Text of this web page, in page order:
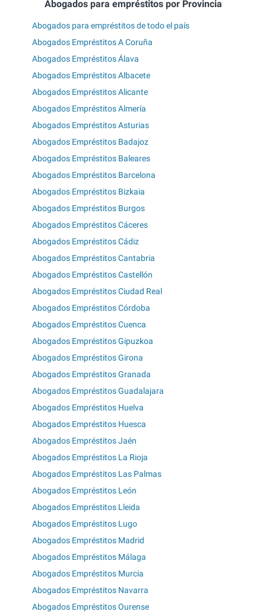
Abogados para empréstitos por Provincia
Abogados para empréstitos de todo el país
Abogados Empréstitos A Coruña
Abogados Empréstitos Álava
Abogados Empréstitos Albacete
Abogados Empréstitos Alicante
Abogados Empréstitos Almería
Abogados Empréstitos Asturias
Abogados Empréstitos Badajoz
Abogados Empréstitos Baleares
Abogados Empréstitos Barcelona
Abogados Empréstitos Bizkaia
Abogados Empréstitos Burgos
Abogados Empréstitos Cáceres
Abogados Empréstitos Cádiz
Abogados Empréstitos Cantabria
Abogados Empréstitos Castellón
Abogados Empréstitos Ciudad Real
Abogados Empréstitos Córdoba
Abogados Empréstitos Cuenca
Abogados Empréstitos Gipuzkoa
Abogados Empréstitos Girona
Abogados Empréstitos Granada
Abogados Empréstitos Guadalajara
Abogados Empréstitos Huelva
Abogados Empréstitos Huesca
Abogados Empréstitos Jaén
Abogados Empréstitos La Rioja
Abogados Empréstitos Las Palmas
Abogados Empréstitos León
Abogados Empréstitos Lleida
Abogados Empréstitos Lugo
Abogados Empréstitos Madrid
Abogados Empréstitos Málaga
Abogados Empréstitos Murcia
Abogados Empréstitos Navarra
Abogados Empréstitos Ourense